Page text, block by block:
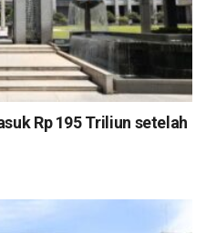
Rp 195 Triliun setelah